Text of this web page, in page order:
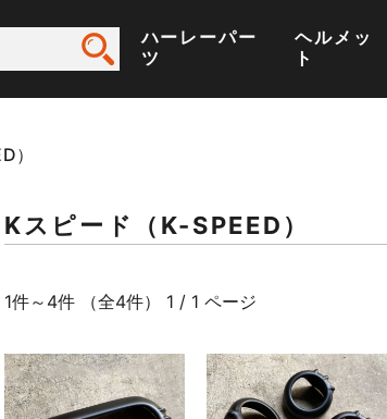
ハーレーパー
ツ
ヘルメッ
ト
）
Kスピード（K-SPEED）
1件～4件 （全4件） 1 / 1 ページ